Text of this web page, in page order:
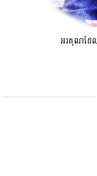
អរគុណដែល